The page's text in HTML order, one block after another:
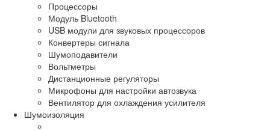
Процессоры
Модуль Bluetooth
USB модули для звуковых процессоров
Конвертеры сигнала
Шумоподавители
Вольтметры
Дистанционные регуляторы
Микрофоны для настройки автозвука
Вентилятор для охлаждения усилителя
Шумоизоляция